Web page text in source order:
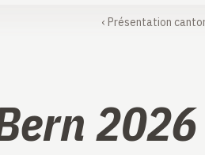
‹ Présentation
2026